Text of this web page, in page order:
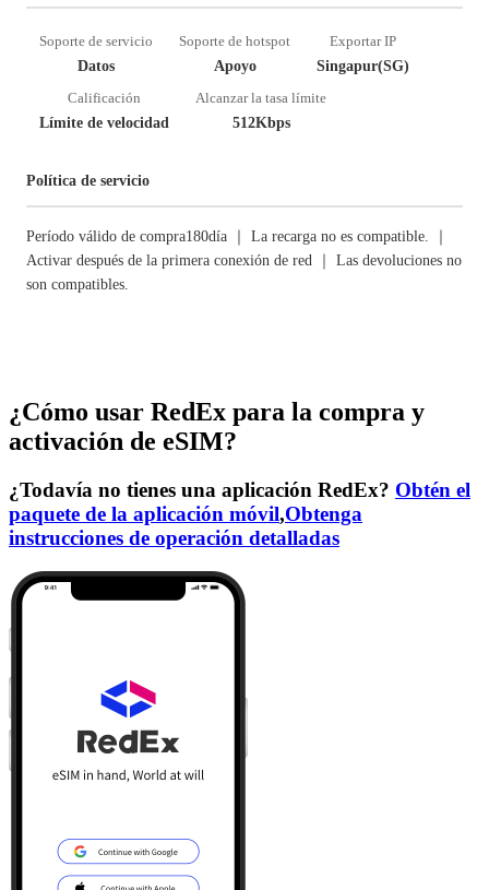
Soporte de servicio
Datos
Soporte de hotspot
Apoyo
Exportar IP
Singapur(SG)
Calificación
Límite de velocidad
Alcanzar la tasa límite
512Kbps
Política de servicio
Período válido de compra180día ｜ La recarga no es compatible. ｜
Activar después de la primera conexión de red ｜ Las devoluciones no
son compatibles.
¿Cómo usar RedEx para la compra y
activación de eSIM?
¿Todavía no tienes una aplicación RedEx? Obtén el
paquete de la aplicación móvil,Obtenga
instrucciones de operación detalladas